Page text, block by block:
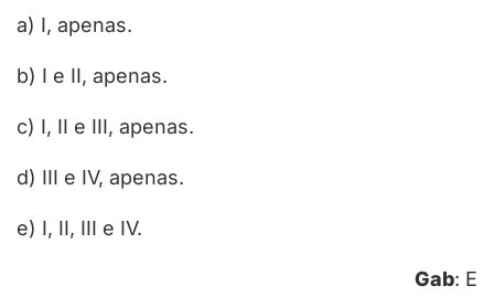
a) I, apenas.
b) I e II, apenas.
c) I, II e III, apenas.
d) III e IV, apenas.
e) I, II, III e IV.
Gab: E